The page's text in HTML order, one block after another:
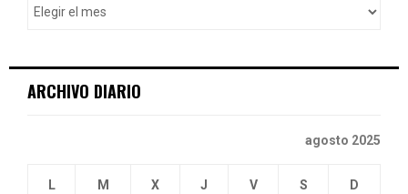
ARCHIVO DIARIO
agosto 2025
L M X J V S D